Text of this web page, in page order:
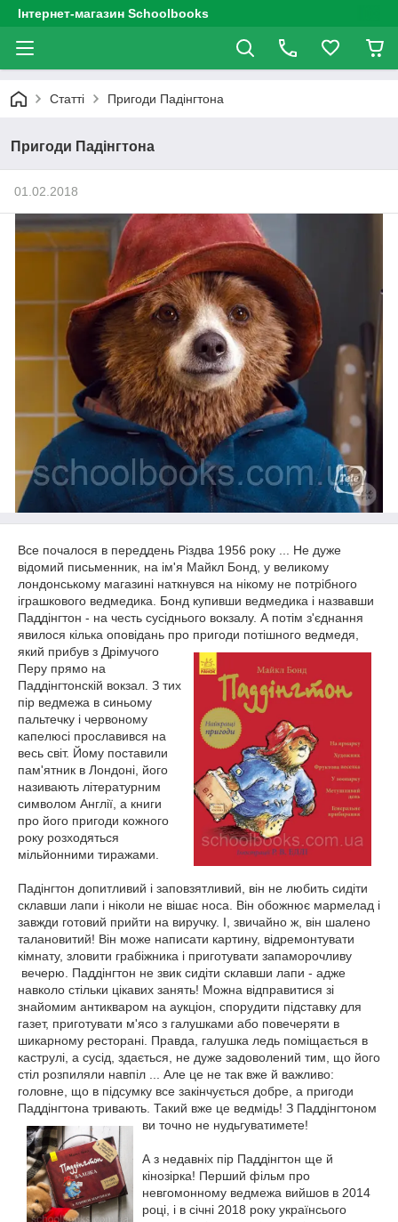
Інтернет-магазин Schoolbooks
Статті Пригоди Падінгтона
Пригоди Падінгтона
01.02.2018
Все почалося в переддень Різдва 1956 року ... Не дуже
відомий письменник, на ім'я Майкл Бонд, у великому
лондонському магазині наткнувся на нікому не потрібного
іграшкового ведмедика. Бонд купивши ведмедика і назвавши
Паддінгтон - на честь сусіднього вокзалу. А потім з'єднання
явилося кілька оповідань про пригоди потішного ведмедя,
який прибув з Дрімучого
Перу прямо на
Паддінгтонскій вокзал. З тих
пір ведмежа в синьому
пальтечку і червоному
капелюсі прославився на
весь світ. Йому поставили
пам'ятник в Лондоні, його
називають літературним
символом Англії, а книги
про його пригоди кожного
року розходяться
мільйонними тиражами.
Падінгтон допитливий і заповзятливий, він не любить сидіти
склавши лапи і ніколи не вішає носа. Він обожнює мармелад і
завжди готовий прийти на виручку. І, звичайно ж, він шалено
талановитий! Він може написати картину, відремонтувати
кімнату, зловити грабіжника і приготувати запаморочливу
вечерю. Паддінгтон не звик сидіти склавши лапи - адже
навколо стільки цікавих занять! Можна відправитися зі
знайомим антикваром на аукціон, спорудити підставку для
газет, приготувати м'ясо з галушками або повечеряти в
шикарному ресторані. Правда, галушка ледь поміщається в
каструлі, а сусід, здається, не дуже задоволений тим, що його
стіл розпиляли навпіл ... Але це не так вже й важливо:
головне, що в підсумку все закінчується добре, а пригоди
Паддінгтона тривають. Такий вже це ведмідь! З Паддінгтоном
ви точно не нудьгуватимете!
А з недавніх пір Паддінгтон ще й
кінозірка! Перший фільм про
невгомонному ведмежа вийшов в 2014
році, і в січні 2018 року українсього